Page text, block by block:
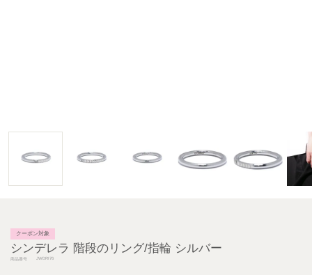
クーポン対象
シンデレラ 階段のリング/指輪 シルバー
商品番号 JWDRI76